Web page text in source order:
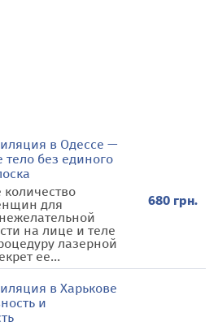
в Одессе —
тело без единого
для
на лице и теле
лазерной
ее...
680 грн.
в Харькове
и